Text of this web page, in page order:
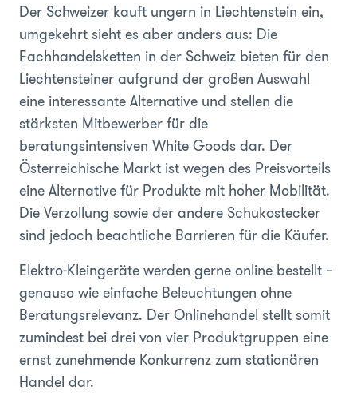
Der Schweizer kauft ungern in Liechtenstein ein,
umgekehrt sieht es aber anders aus: Die
Fachhandelsketten in der Schweiz bieten für den
Liechtensteiner aufgrund der großen Auswahl
eine interessante Alternative und stellen die
stärksten Mitbewerber für die
beratungsintensiven White Goods dar. Der
Österreichische Markt ist wegen des Preisvorteils
eine Alternative für Produkte mit hoher Mobilität.
Die Verzollung sowie der andere Schukostecker
sind jedoch beachtliche Barrieren für die Käufer.
Elektro-Kleingeräte werden gerne online bestellt –
genauso wie einfache Beleuchtungen ohne
Beratungsrelevanz. Der Onlinehandel stellt somit
zumindest bei drei von vier Produktgruppen eine
ernst zunehmende Konkurrenz zum stationären
Handel dar.